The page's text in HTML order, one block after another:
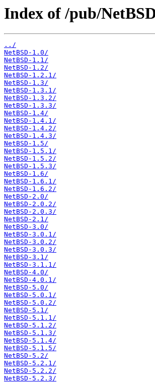
Index of /pub/
../
NetBSD-1.0/
NetBSD-1.1/
NetBSD-1.2/
NetBSD-1.2.1/
NetBSD-1.3/
NetBSD-1.3.1/
NetBSD-1.3.2/
NetBSD-1.3.3/
NetBSD-1.4/
NetBSD-1.4.1/
NetBSD-1.4.2/
NetBSD-1.4.3/
NetBSD-1.5/
NetBSD-1.5.1/
NetBSD-1.5.2/
NetBSD-1.5.3/
NetBSD-1.6/
NetBSD-1.6.1/
NetBSD-1.6.2/
NetBSD-2.0/
NetBSD-2.0.2/
NetBSD-2.0.3/
NetBSD-2.1/
NetBSD-3.0/
NetBSD-3.0.1/
NetBSD-3.0.2/
NetBSD-3.0.3/
NetBSD-3.1/
NetBSD-3.1.1/
NetBSD-4.0/
NetBSD-4.0.1/
NetBSD-5.0/
NetBSD-5.0.1/
NetBSD-5.0.2/
NetBSD-5.1/
NetBSD-5.1.1/
NetBSD-5.1.2/
NetBSD-5.1.3/
NetBSD-5.1.4/
NetBSD-5.1.5/
NetBSD-5.2/
NetBSD-5.2.1/
NetBSD-5.2.2/
NetBSD-5.2.3/